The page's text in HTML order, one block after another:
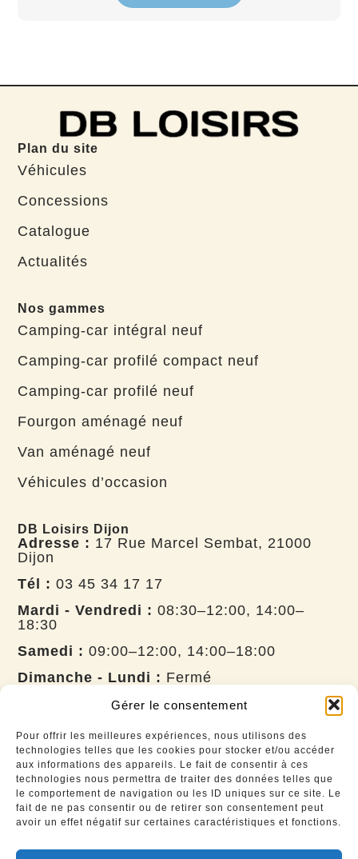
Gérer le consentement
Pour offrir les meilleures expériences, nous utilisons des
technologies telles que les cookies pour stocker et/ou accéder
aux informations des appareils. Le fait de consentir à ces
technologies nous permettra de traiter des données telles que
le comportement de navigation ou les ID uniques sur ce site. Le
fait de ne pas consentir ou de retirer son consentement peut
avoir un effet négatif sur certaines caractéristiques et fonctions.
Plan du site
Véhicules
Concessions
Catalogue
Actualités
Nos gammes
Camping-car intégral neuf
Camping-car profilé compact neuf
Camping-car profilé neuf
Fourgon aménagé neuf
Van aménagé neuf
Véhicules d’occasion
DB Loisirs Dijon
Adresse : 17 Rue Marcel Sembat, 21000
Dijon
Tél :03 45 34 17 17
Mardi - Vendredi : 08:30–12:00, 14:00–
18:30
Samedi : 09:00–12:00, 14:00–18:00
Dimanche - Lundi : Fermé
8 Rue Belle ville, 25770 Franois
Tél :03 53 63 15 17
Mardi - Vendredi : 08:30–12:00, 14:00–
18:30
Samedi :09:00–12:00, 14:00–18:00
Dimanche - lundi:Fermé